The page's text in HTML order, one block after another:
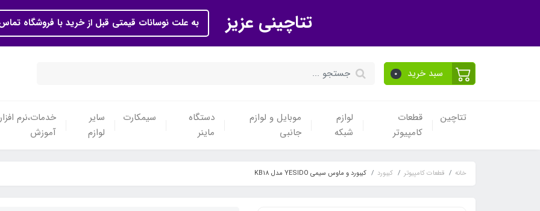
تتاچینی عزیز به علت نوسانات قیمتی قبل از خرید با فروشگاه
سبد خرید 0
تتاچین
قطعات
کامپیوتر
لوازم
شبکه
موبایل و لوازم
جانبی
دستگاه
ماینر
سیمکارت
سایر
لوازم
خدمات،نرم
آموزش
خانه قطعات کامپیوتر کیبورد کیبورد و ماوس سیمی YESIDO مدل KB18